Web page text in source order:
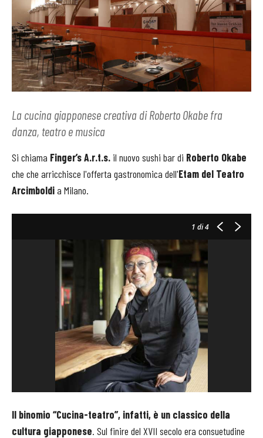
La cucina giapponese creativa di Roberto Okabe fra
danza, teatro e musica
Si chiama Finger’s A.r.t.s. il nuovo sushi bar di Roberto Okabe
che che arricchisce l'offerta gastronomica dell'Etam del Teatro
Arcimboldia Milano.
1 di 4
Il binomio “Cucina-teatro”, infatti, è un classico della
cultura giapponese. Sul finire del XVII secolo era consuetudine